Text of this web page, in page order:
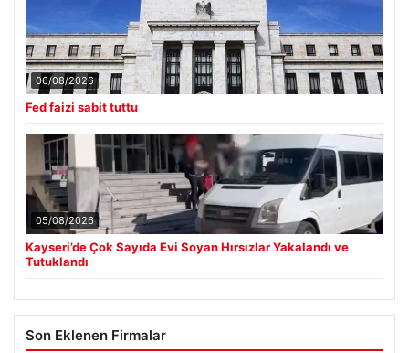
06/08/2026
Fed faizi sabit tuttu
05/08/2026
Kayseri’de Çok Sayıda Evi Soyan Hırsızlar Yakalandı ve
Tutuklandı
Son Eklenen Firmalar